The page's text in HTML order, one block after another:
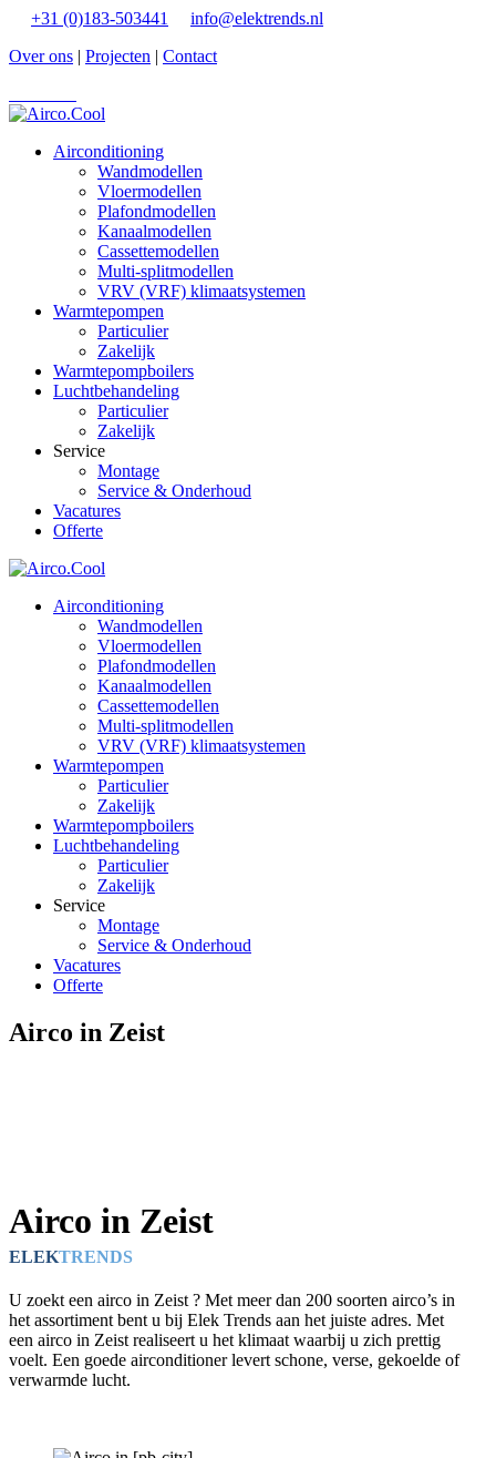
+31 (0)183-503441
info@elektrends.nl
Over ons | Projecten | Contact
Airconditioning
Wandmodellen
Vloermodellen
Plafondmodellen
Kanaalmodellen
Cassettemodellen
Multi-splitmodellen
VRV (VRF) klimaatsystemen
Warmtepompen
Particulier
Zakelijk
Warmtepompboilers
Luchtbehandeling
Particulier
Zakelijk
Service
Montage
Service & Onderhoud
Vacatures
Offerte
Airconditioning
Wandmodellen
Vloermodellen
Plafondmodellen
Kanaalmodellen
Cassettemodellen
Multi-splitmodellen
VRV (VRF) klimaatsystemen
Warmtepompen
Particulier
Zakelijk
Warmtepompboilers
Luchtbehandeling
Particulier
Zakelijk
Service
Montage
Service & Onderhoud
Vacatures
Offerte
Airco in Zeist
Airco in Zeist
ELEKTRENDS
U zoekt een airco in Zeist ? Met meer dan 200 soorten airco’s in
het assortiment bent u bij Elek Trends aan het juiste adres. Met
een airco in Zeist realiseert u het klimaat waarbij u zich prettig
voelt. Een goede airconditioner levert schone, verse, gekoelde of
verwarmde lucht.